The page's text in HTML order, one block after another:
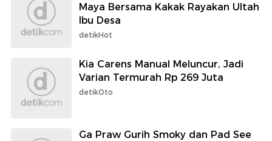
Maya Bersama Kakak Rayakan Ultah
Ibu Desa
detikHot
Kia Carens Manual Meluncur, Jadi
Varian Termurah Rp 269 Juta
detikOto
Ga Praw Gurih Smoky dan Pad See